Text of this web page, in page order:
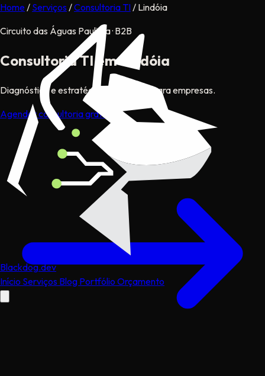
Blackdog.dev
Início Serviços Blog Portfólio Orçamento
Home/ Serviços /Consultoria TI/ Lindóia
Circuito das Águas Paulista · B2B
Consultoria TI em Lindóia
Diagnóstico e estratégia tecnológica para empresas.
Agendar consultoria gratuita